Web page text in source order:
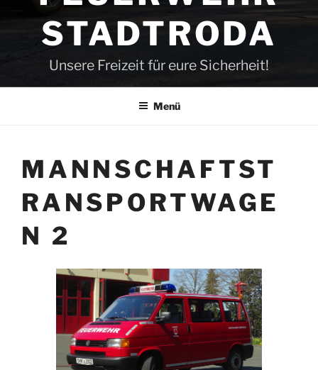
STADTRODA
Unsere Freizeit für eure Sicherheit!
Menü
MANNSCHAFTST
RANSPORTWAGE
N 2